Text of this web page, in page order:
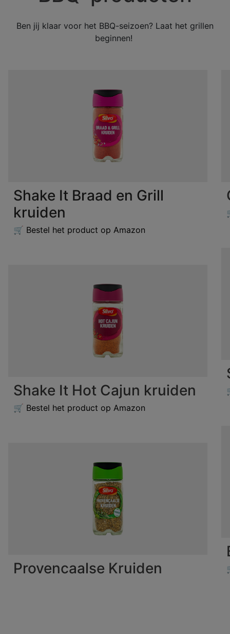
Ben jij klaar voor het BBQ-seizoen? Laat het grillen
beginnen!
Shake It Braad en Grill
kruiden
🛒 Bestel het product op Amazon
Shake It Hot Cajun kruiden
🛒 Bestel het product op Amazon
Provencaalse Kruiden